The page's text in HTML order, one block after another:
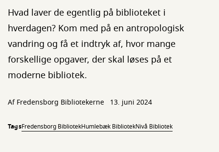
Hvad laver de egentlig på biblioteket i
hverdagen? Kom med på en antropologisk
vandring og få et indtryk af, hvor mange
forskellige opgaver, der skal løses på et
moderne bibliotek.
AfFredensborg Bibliotekerne 13. juni 2024
TagsFredensborg BibliotekHumlebæk BibliotekNivå Bibliotek